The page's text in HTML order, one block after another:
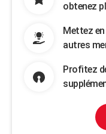
obtenez
Mettez
autres
Profitez